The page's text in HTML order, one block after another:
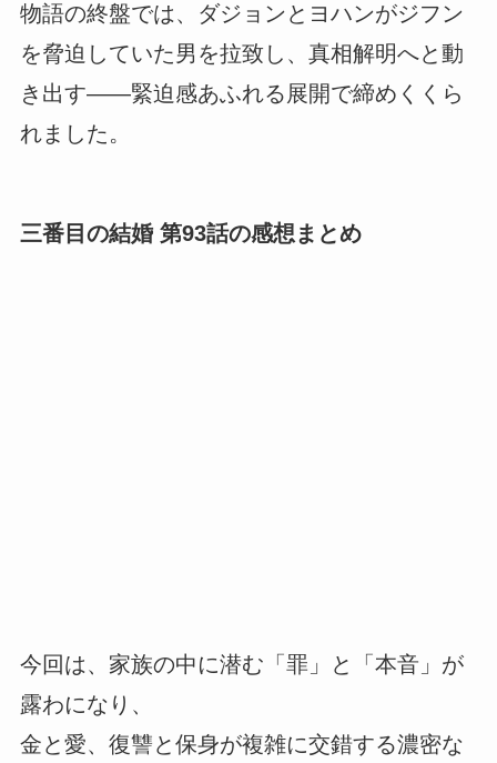
物語の終盤では、ダジョンとヨハンがジフン
を脅迫していた男を拉致し、真相解明へと動
き出す――緊迫感あふれる展開で締めくくら
れました。
三番目の結婚 第93話の感想まとめ
今回は、家族の中に潜む「罪」と「本音」が
露わになり、
金と愛、復讐と保身が複雑に交錯する濃密な